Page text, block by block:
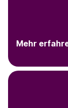
und erfordert
Mehr